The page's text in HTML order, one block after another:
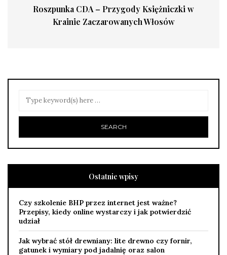
Roszpunka CDA – Przygody Księżniczki w
Krainie Zaczarowanych Włosów
Ostatnie wpisy
Czy szkolenie BHP przez internet jest ważne?
Przepisy, kiedy online wystarczy i jak potwierdzić
udział
Jak wybrać stół drewniany: lite drewno czy fornir,
gatunek i wymiary pod jadalnię oraz salon